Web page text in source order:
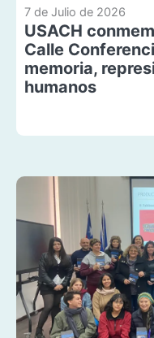
7 de Julio de 2026
USACH
Calle
memoria,
humanos